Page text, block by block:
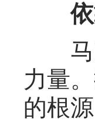
依靠
马克
力量
的根